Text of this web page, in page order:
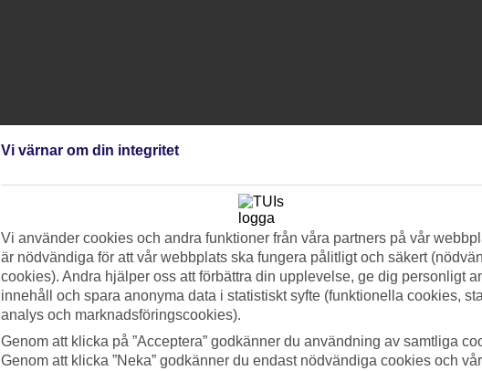
Vi värnar om din integritet
Vi använder cookies och andra funktioner från våra partners på vår
är nödvändiga för att vår webbplats ska fungera pålitligt och säkert
cookies). Andra hjälper oss att förbättra din upplevelse, ge dig personligt
innehåll och spara anonyma data i statistiskt syfte (funktionella cookies,
analys och marknadsföringscookies).
Genom att klicka på ”Acceptera” godkänner du användning av samtliga
Genom att klicka ”Neka” godkänner du endast nödvändiga cookies och